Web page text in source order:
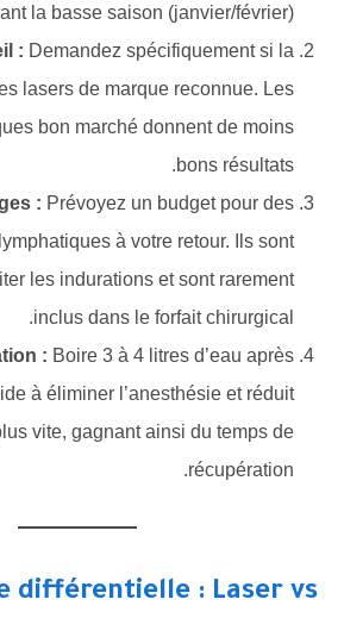
la basse saison (janvier/février).
:Demandez spécifiquement si la
lasers de marque reconnue. Les
bon marché donnent de moins
bons résultats.
:Prévoyez un budget pour des
lymphatiques à votre retour. Ils sont
les indurations et sont rarement
inclus dans le forfait chirurgical.
:Boire 3 à 4 litres d’eau après
aide à éliminer l’anesthésie et réduit
plus vite, gagnant ainsi du temps de
récupération.
différentielle : Laser vs